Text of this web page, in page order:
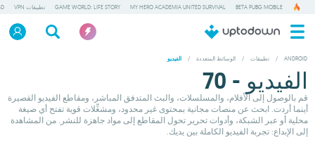
BETA PUBG MOBILE
MY HERO ACADEMIA UNITED SURVIVAL
GAME WORLD: LIFE STORY تطبيقات VPN
ANDROID
/ تطبيقات / الوسائط المتعددة / الفيديو
الفيديو - 70
قم بالوصول إلى الأفلام، والمسلسلات، والبث المتدفق المباشر، ومقاطع الفيديو القصيرة
أينما أردت. ابحث عن منصات مجانية بمحتوى غير محدود، ومشغِّلات قوية تفتح أي صيغة
محلية أو عبر الشبكة، وأدوات تحرير تحول المقاطع إلى مواد جاهزة للنشر. من المشاهدة
إلى الإبداع: تجربة الفيديو الكاملة بين يديك.